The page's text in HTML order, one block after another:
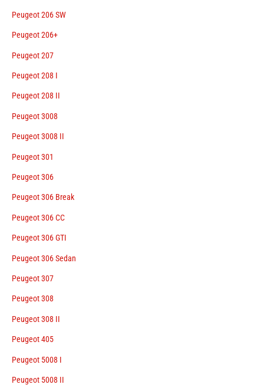
Peugeot 206 SW
Peugeot 206+
Peugeot 207
Peugeot 208 I
Peugeot 208 II
Peugeot 3008
Peugeot 3008 II
Peugeot 301
Peugeot 306
Peugeot 306 Break
Peugeot 306 CC
Peugeot 306 GTI
Peugeot 306 Sedan
Peugeot 307
Peugeot 308
Peugeot 308 II
Peugeot 405
Peugeot 5008 I
Peugeot 5008 II